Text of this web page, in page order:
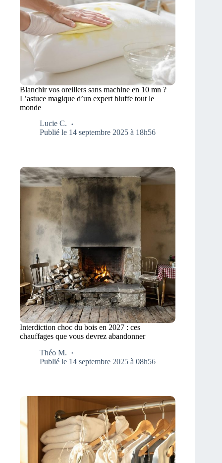
Blanchir vos oreillers sans machine en 10 mn ?
L’astuce magique d’un expert bluffe tout le
monde
Lucie C.
Publié le 14 septembre 2025 à 18h56
Interdiction choc du bois en 2027 : ces
chauffages que vous devrez abandonner
Théo M.
Publié le 14 septembre 2025 à 08h56